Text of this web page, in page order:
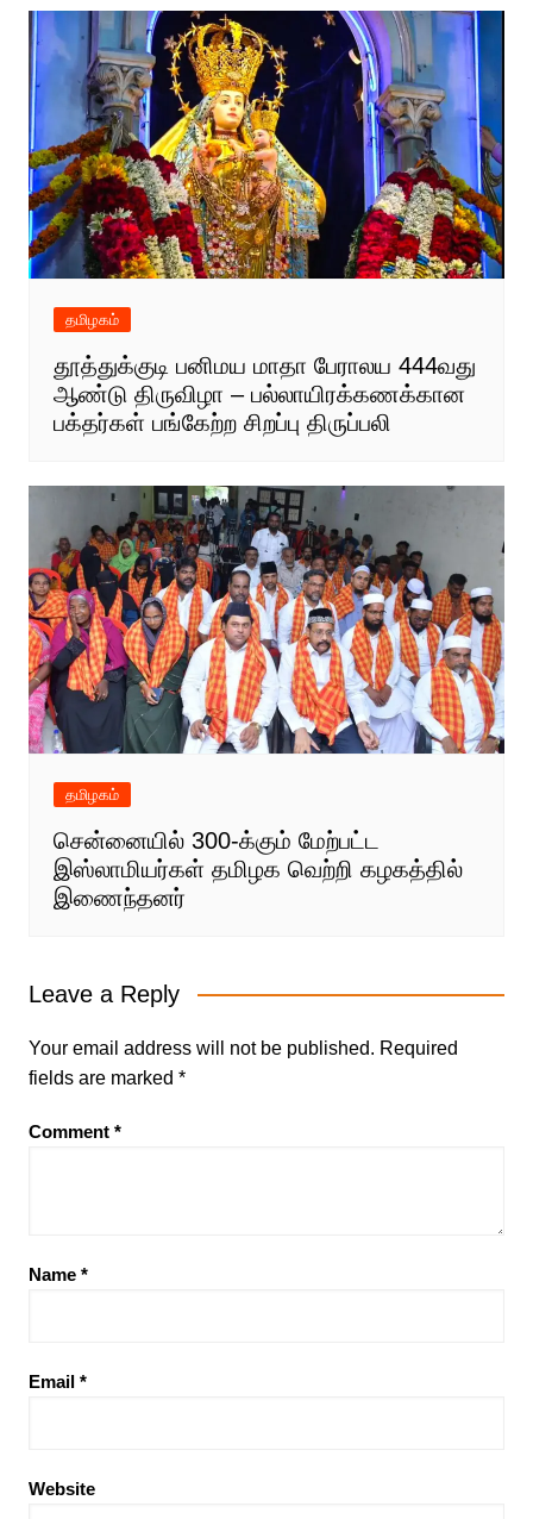
தமிழகம்
தூத்துக்குடி பனிமய மாதா பேராலய 444வது
ஆண்டு திருவிழா – பல்லாயிரக்கணக்கான
பக்தர்கள் பங்கேற்ற சிறப்பு திருப்பலி
தமிழகம்
சென்னையில் 300-க்கும் மேற்பட்ட
இஸ்லாமியர்கள் தமிழக வெற்றி கழகத்தில்
இணைந்தனர்
Leave a Reply
Your email address will not be published. Required
fields are marked *
Comment *
Name *
Email *
Website